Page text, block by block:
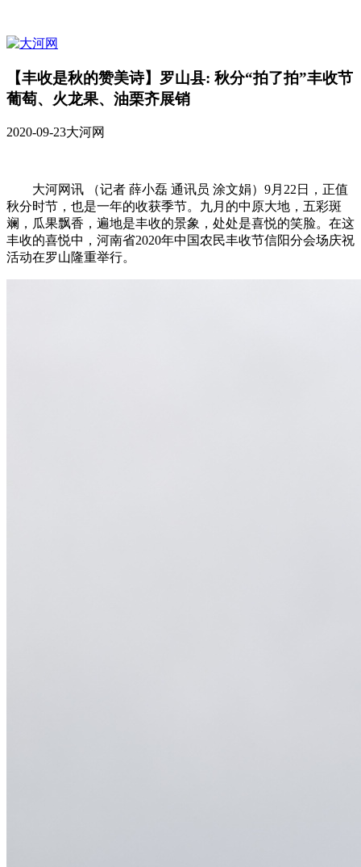
【丰收是秋的赞美诗】罗山县: 秋分“拍了拍”丰收节
葡萄、火龙果、油栗齐展销
2020-09-23大河网
大河网讯 （记者 薛小磊 通讯员 涂文娟）9月22日，正值
秋分时节，也是一年的收获季节。九月的中原大地，五彩斑
斓，瓜果飘香，遍地是丰收的景象，处处是喜悦的笑脸。在这
丰收的喜悦中，河南省2020年中国农民丰收节信阳分会场庆祝
活动在罗山隆重举行。